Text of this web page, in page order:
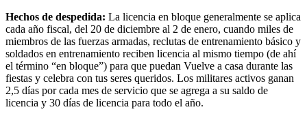
Hechos de despedida: La licencia en bloque generalmente se aplica
cada año fiscal, del 20 de diciembre al 2 de enero, cuando miles de
miembros de las fuerzas armadas, reclutas de entrenamiento básico y
soldados en entrenamiento reciben licencia al mismo tiempo (de ahí
el término “en bloque”) para que puedan Vuelve a casa durante las
fiestas y celebra con tus seres queridos. Los militares activos ganan
2,5 días por cada mes de servicio que se agrega a su saldo de
licencia y 30 días de licencia para todo el año.